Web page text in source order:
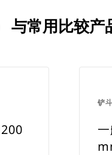
与常用比较产
铲